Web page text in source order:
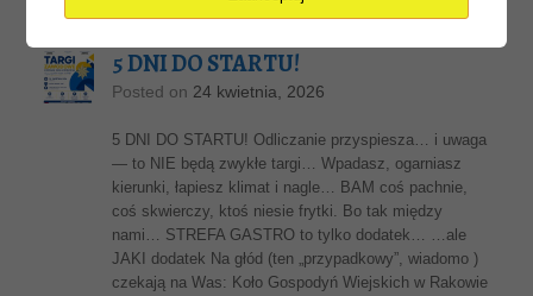
5 DNI DO STARTU!
Posted on 24 kwietnia, 2026
5 DNI DO STARTU! Odliczanie przyspiesza… i uwaga
— to NIE będą zwykłe targi… Wpadasz, ogarniasz
kierunki, łapiesz klimat i nagle… BAM coś pachnie,
coś skwierczy, ktoś niesie frytki. Bo tak między
nami… STREFA GASTRO to tylko dodatek… …ale
JAKI dodatek Na głód (ten „przypadkowy”, wiadomo )
czekają na Was: Koło Gospodyń Wiejskich w Rakowie